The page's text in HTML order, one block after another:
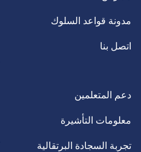
مدونة قواعد السلوك
اتصل بنا
دعم المتعلمين
معلومات التأشيرة
تجربة السجادة البرتقالية